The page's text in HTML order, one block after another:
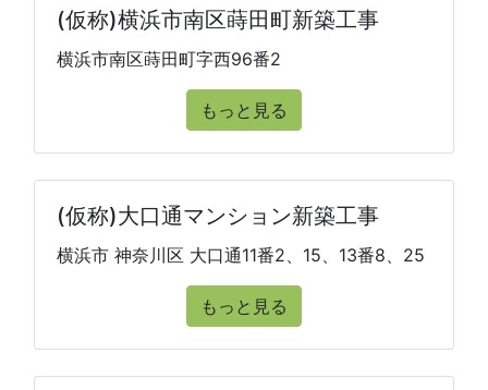
(仮称)横浜市南区蒔田町新築工事
横浜市南区蒔田町字西96番2
もっと見る
(仮称)大口通マンション新築工事
横浜市 神奈川区 大口通11番2、15、13番8、25
もっと見る